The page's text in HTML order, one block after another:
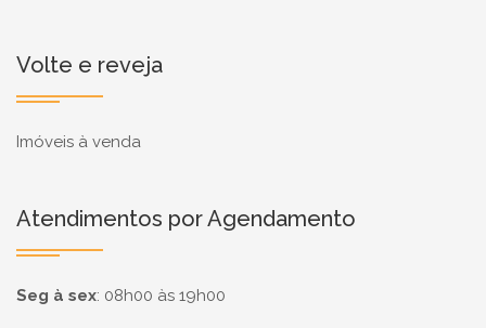
Volte e reveja
Imóveis à venda
Atendimentos por Agendamento
Seg à sex: 08h00 às 19h00